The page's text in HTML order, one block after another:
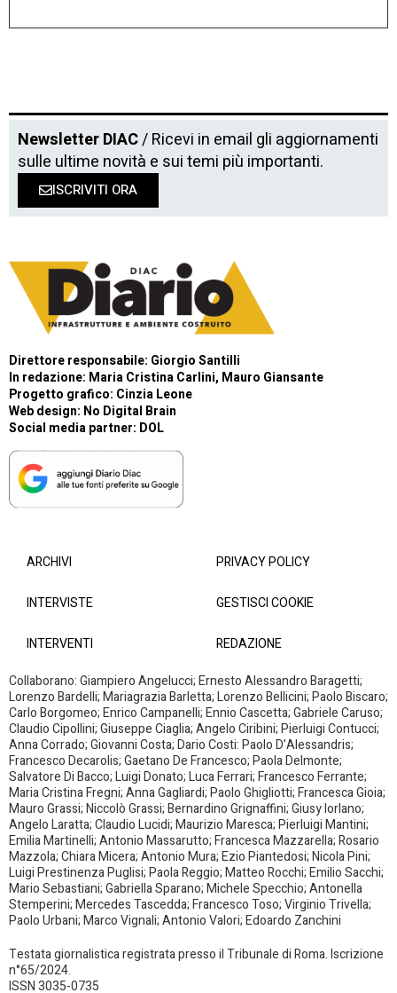
Newsletter DIAC/ Ricevi in email gli aggiornamenti
sulle ultime novità e sui temi più importanti.
ISCRIVITI ORA
Direttore responsabile: Giorgio Santilli
In redazione: Maria Cristina Carlini, Mauro Giansante
Progetto grafico: Cinzia Leone
Web design: No Digital Brain
Social media partner: DOL
ARCHIVI
INTERVISTE
INTERVENTI
PRIVACY POLICY
GESTISCI COOKIE
REDAZIONE
Collaborano: Giampiero Angelucci; Ernesto Alessandro Baragetti;
Lorenzo Bardelli; Mariagrazia Barletta; Lorenzo Bellicini; Paolo Biscaro;
Carlo Borgomeo; Enrico Campanelli; Ennio Cascetta; Gabriele Caruso;
Claudio Cipollini; Giuseppe Ciaglia; Angelo Ciribini; Pierluigi Contucci;
Anna Corrado; Giovanni Costa; Dario Costi: Paolo D’Alessandris;
Francesco Decarolis; Gaetano De Francesco; Paola Delmonte;
Salvatore Di Bacco; Luigi Donato; Luca Ferrari; Francesco Ferrante;
Maria Cristina Fregni; Anna Gagliardi; Paolo Ghigliotti; Francesca Gioia;
Mauro Grassi; Niccolò Grassi; Bernardino Grignaffini; Giusy Iorlano;
Angelo Laratta; Claudio Lucidi; Maurizio Maresca; Pierluigi Mantini;
Emilia Martinelli; Antonio Massarutto; Francesca Mazzarella; Rosario
Mazzola; Chiara Micera; Antonio Mura; Ezio Piantedosi; Nicola Pini;
Luigi Prestinenza Puglisi; Paola Reggio; Matteo Rocchi; Emilio Sacchi;
Mario Sebastiani; Gabriella Sparano; Michele Specchio; Antonella
Stemperini; Mercedes Tascedda; Francesco Toso; Virginio Trivella;
Paolo Urbani; Marco Vignali; Antonio Valori; Edoardo Zanchini
Testata giornalistica registrata presso il Tribunale di Roma. Iscrizione
n°65/2024.
ISSN 3035-0735